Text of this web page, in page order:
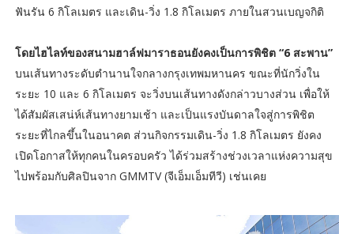
ฟันรัน 6 กิโลเมตร และเดิน-วิ่ง 1.8 กิโลเมตร ภายในสวนเบญจกิติ
โดยไฮไลท์ของสนามฮาล์ฟมาราธอนยังคงเป็นการพิชิต “6 สะพาน”
บนเส้นทางระดับตำนานใจกลางกรุงเทพมหานคร ขณะที่นักวิ่งใน
ระยะ 10 และ 6 กิโลเมตร จะวิ่งบนเส้นทางดังกล่าวบางส่วน เพื่อให้
ได้สัมผัสเสน่ห์เส้นทางยามเช้า และเป็นแรงบันดาลใจสู่การพิชิต
ระยะที่ไกลขึ้นในอนาคต ส่วนกิจกรรมเดิน-วิ่ง 1.8 กิโลเมตร ยังคง
เปิดโอกาสให้ทุกคนในครอบครัว ได้ร่วมสร้างช่วงเวลาแห่งความสุข
ไปพร้อมกับศิลปินจาก GMMTV (จีเอ็มเอ็มทีวี) เช่นเคย